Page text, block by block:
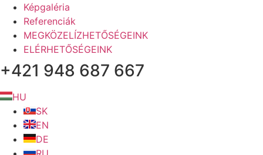
Képgaléria
Referenciák
MEGKÖZELÍZHETŐSÉGEINK
ELÉRHETŐSÉGEINK
+421 948 687 667
HU
SK
EN
DE